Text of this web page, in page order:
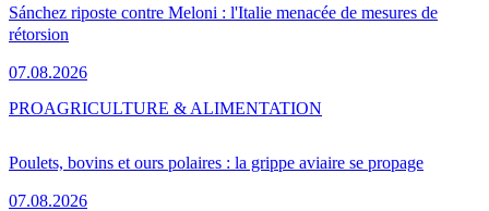
Sánchez riposte contre Meloni : l'Italie menacée de mesures de
rétorsion
07.08.2026
Poulets, bovins et ours polaires : la grippe aviaire se propage
07.08.2026
PROAGRICULTURE & ALIMENTATION